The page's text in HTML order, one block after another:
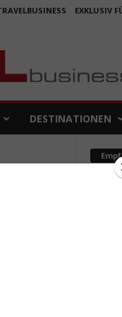
EXKLUSIV
DESTINATIONEN
für
5.
Aus
4.